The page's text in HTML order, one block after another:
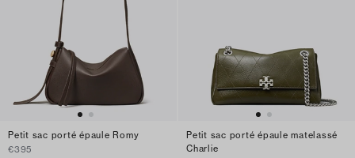
Petit sac porté épaule Romy
€395
Petit sac porté épaule matelassé
Charlie